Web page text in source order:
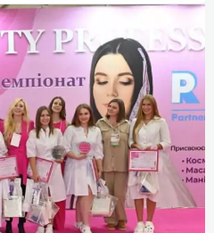
Full face
| Offline
8925